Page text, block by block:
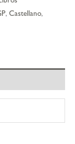
, Castellano,